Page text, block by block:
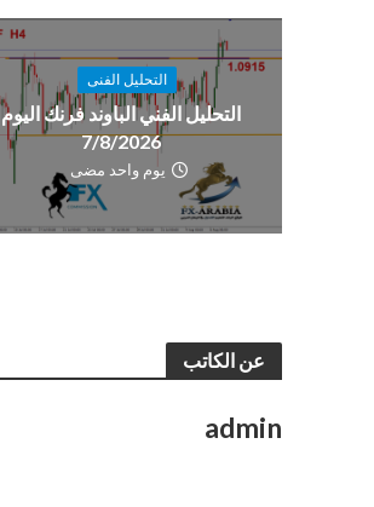
التحليل الفنى
التحليل الفني الباوند فرنك اليوم
7/8/2026
يوم واحد مضى
عن الكاتب
admin